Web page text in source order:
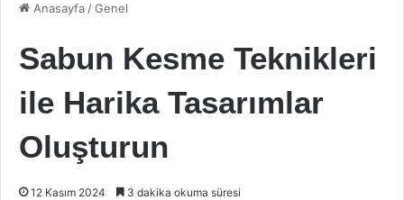
Anasayfa /Genel
Sabun Kesme Teknikleri
ile Harika Tasarımlar
Oluşturun
12 Kasım 2024 3 dakika okuma süresi